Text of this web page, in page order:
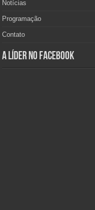
Notícias
Programação
Contato
A Líder no Facebook